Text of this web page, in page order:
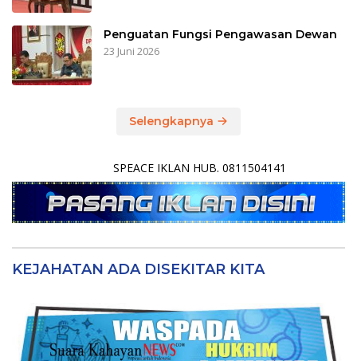
Penguatan Fungsi Pengawasan Dewan
23 Juni 2026
Selengkapnya
SPEACE IKLAN HUB. 0811504141
KEJAHATAN ADA DISEKITAR KITA